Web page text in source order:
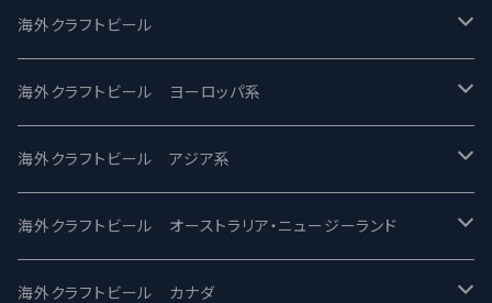
UCHU BREWING -うちゅうブルーイング
バテレ -VERTERE
2nd Story Ale Works -セカンドストーリー
ビアへるん - Beer Hearn
忽布古丹醸造 - HOP KOTAN
海外クラフトビール
Modern Times モダンタイムズ
Maui マウイ
Toppling Goliath トップリンゴライアス
Fair State フェアステイト
海外クラフトビール ヨーロッパ系
UnBarred -アンバード
SAIREN /サイレン
ワイルドチャイルド - Wilde Child
海外クラフトビール アジア系
gweilo-鬼佬 グウァイロ
Heart Of Darkness - ハートオブダークネス
海外クラフトビール オーストラリア・ニュージーランド
ROCKY RIDGE - ロッキーリッジ
海外クラフトビール カナダ